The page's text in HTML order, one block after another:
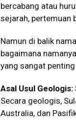
bercabang atau
sejarah, pertemuan
Namun di balik
bagaimana
yang sangat
Asal Usul
Secara geologis,
Australia, dan